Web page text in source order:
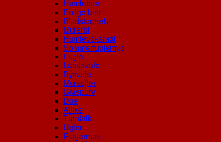
Humlebier
Enlige bier
Bladskærerbi
Murerbi
Humlevoksmøl
Sommerfuglemyg
Fugle
Landsvale
Bysvale
Mursejler
Gråspurv
Due
Allike
Tårnfalk
Ugler
Flagermus